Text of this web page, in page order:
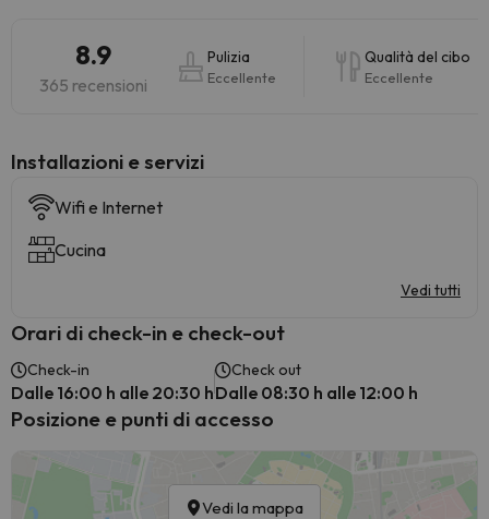
8.9
365 recensioni
Pulizia
Eccellente
Qualità del cibo
Eccellente
Installazioni e servizi
Wifi e Internet
Cucina
Vedi tutti
Orari di check-in e check-out
Check-in
Dalle 16:00 h alle 20:30 h
Check out
Dalle 08:30 h alle 12:00 h
Posizione e punti di accesso
Vedi la mappa